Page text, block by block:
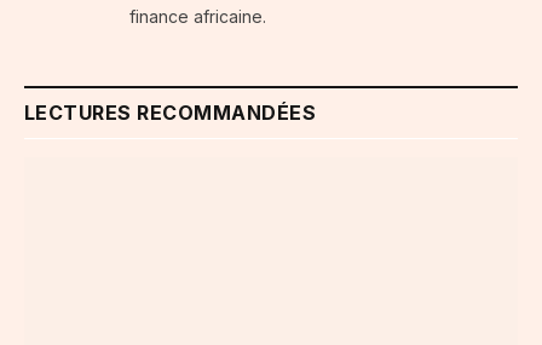
finance africaine.
LECTURES RECOMMANDÉES